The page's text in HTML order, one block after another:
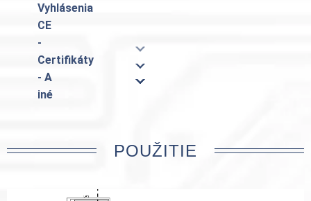
Vyhlásenia
CE
-
Certifikáty
- A
iné
POUŽITIE